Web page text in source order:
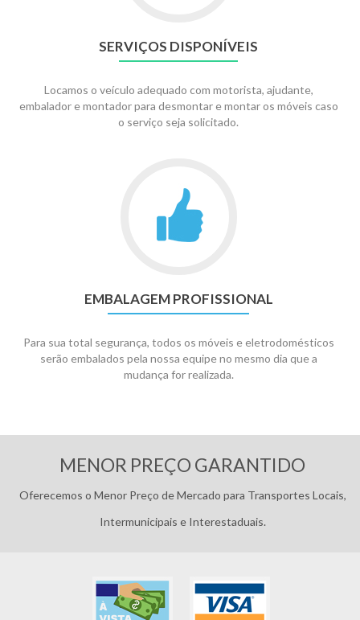
SERVIÇOS DISPONÍVEIS
Locamos o veículo adequado com motorista, ajudante,
embalador e montador para desmontar e montar os móveis caso
o serviço seja solicitado.
EMBALAGEM PROFISSIONAL
Para sua total segurança, todos os móveis e eletrodomésticos
serão embalados pela nossa equipe no mesmo dia que a
mudança for realizada.
MENOR PREÇO GARANTIDO
Oferecemos o Menor Preço de Mercado para Transportes Locais,
Intermunicipais e Interestaduais.